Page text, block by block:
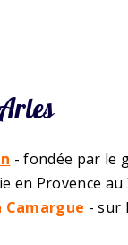
- fondée par le
en Provence au
Camargue - sur